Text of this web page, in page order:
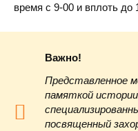
время с 9-00 и вплоть
Важно!
Представленное
памяткой
посвященный